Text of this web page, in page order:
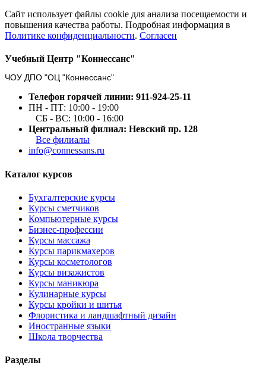
Сайт использует файлы cookie для анализа посещаемости и
повышения качества работы. Подробная информация в
Политике конфиденциальности. Согласен
Учебный Центр "Коннессанс"
ЧОУ ДПО "ОЦ "Коннессанс"
Телефон горячей линии: 911-924-25-11
ПН - ПТ: 10:00 - 19:00
СБ - ВС: 10:00 - 16:00
Центральный филиал: Невский пр. 128
Все филиалы
info@connessans.ru
Каталог курсов
Бухгалтерские курсы
Курсы сметчиков
Компьютерные курсы
Бизнес-профессии
Курсы массажа
Курсы парикмахеров
Курсы косметологов
Курсы визажистов
Курсы маникюра
Кулинарные курсы
Курсы кройки и шитья
Флористика и ландшафтный дизайн
Иностранные языки
Школа творчества
Разделы